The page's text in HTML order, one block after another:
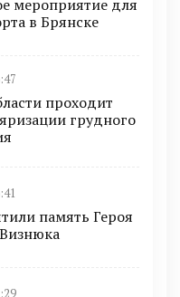
мероприятие для
в Брянске
проходит
грудного
память Героя